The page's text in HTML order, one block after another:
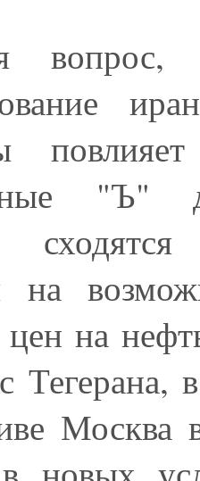
вопрос,
"Ъ"
на
на
Тегерана,
Москва